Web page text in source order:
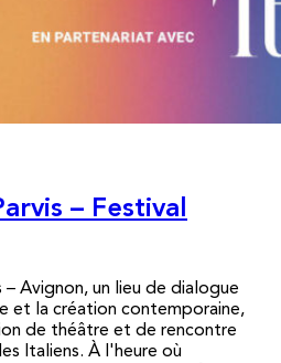
– Festival
– Avignon, un lieu de dialogue
et la création contemporaine,
de théâtre et de rencontre
Italiens. À l'heure où